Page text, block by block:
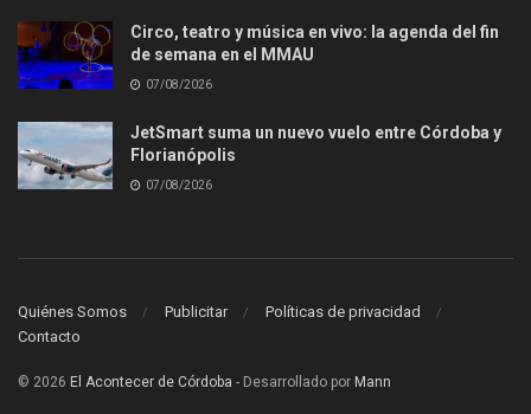
Circo, teatro y música en vivo: la agenda del fin
de semana en el MMAU
07/08/2026
JetSmart suma un nuevo vuelo entre Córdoba y
Florianópolis
07/08/2026
Quiénes Somos Publicitar
Políticas de privacidad
Contacto
© 2026 El Acontecer de Córdoba - Desarrollado por Mann